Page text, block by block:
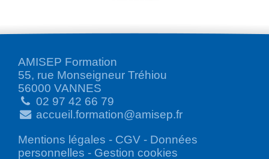
AMISEP Formation
55, rue Monseigneur Tréhiou
56000 VANNES
02 97 42 66 79
accueil.formation@amisep.fr
Mentions légales - CGV - Données
personnelles - Gestion cookies